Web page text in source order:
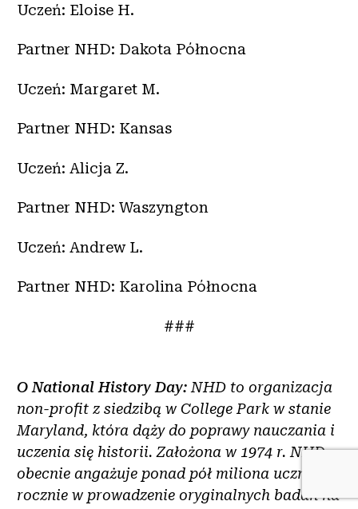
Uczeń: Eloise H.
Partner NHD: Dakota Północna
Uczeń: Margaret M.
Partner NHD: Kansas
Uczeń: Alicja Z.
Partner NHD: Waszyngton
Uczeń: Andrew L.
Partner NHD: Karolina Północna
###
O National History Day:NHD to organizacja
non-profit z siedzibą w College Park w stanie
Maryland, która dąży do poprawy nauczania i
uczenia się historii. Założona w 1974 r. NHD
obecnie angażuje ponad pół miliona uczniów
rocznie w prowadzenie oryginalnych badań na